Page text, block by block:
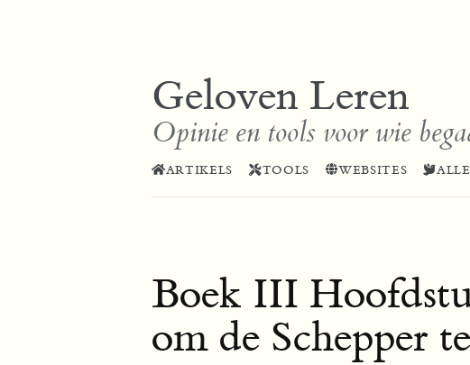
Geloven Leren
Opinie en tools voor wie
ARTIKELS TOOLS WEBSITES
Boek III
om de Schepper